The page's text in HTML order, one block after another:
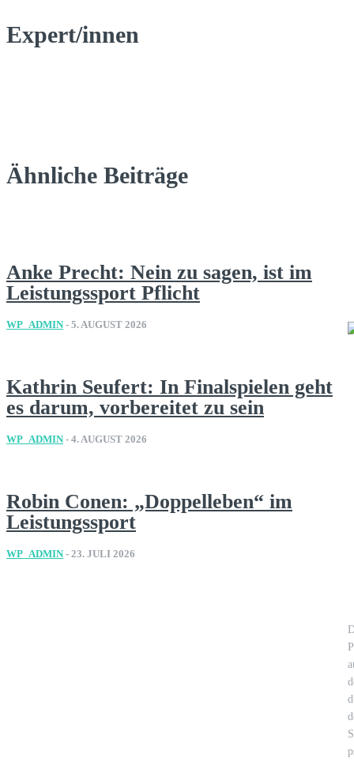
Expert/innen
Ähnliche Beiträge
Anke Precht: Nein zu sagen, ist im
Leistungssport Pflicht
WP_ADMIN - 5. AUGUST 2026
Kathrin Seufert: In Finalspielen geht
es darum, vorbereitet zu sein
WP_ADMIN - 4. AUGUST 2026
Robin Conen: „Doppelleben“ im
Leistungssport
WP_ADMIN - 23. JULI 2026